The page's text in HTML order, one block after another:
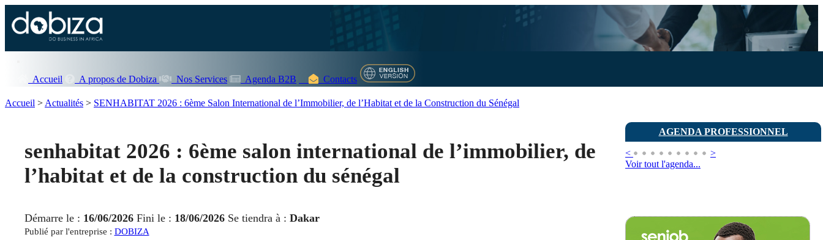
Accueil A propos de Dobiza Nos Services Agenda B2B Contacts
AGENDA PROFESSIONNEL
<
>
Voir tout l'agenda...
Accueil > Actualités > SENHABITAT 2026 : 6ème Salon International de l’Immobilier, de l’Habitat et de la Construction du Sénégal
senhabitat 2026 : 6ème salon international de l’immobilier, de
l’habitat et de la construction du sénégal
Démarre le : 16/06/2026Fini le : 18/06/2026Se tiendra à : Dakar
Publié par l'entreprise : DOBIZA